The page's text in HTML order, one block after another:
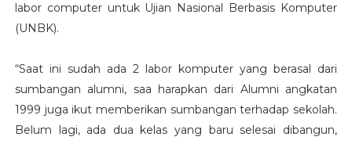
labor computer untuk Ujian Nasional Berbasis Komputer
(UNBK).
“Saat ini sudah ada 2 labor komputer yang berasal dari
sumbangan alumni, saa harapkan dari Alumni angkatan
1999 juga ikut memberikan sumbangan terhadap sekolah.
Belum lagi, ada dua kelas yang baru selesai dibangun,